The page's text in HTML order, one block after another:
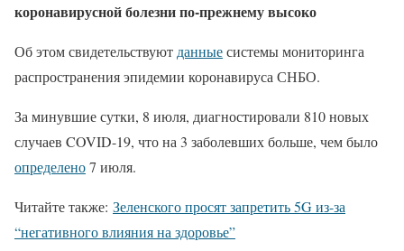
коронавирусной болезни по-прежнему высоко
Об этом свидетельствуют данныесистемы мониторинга
распространения эпидемии коронавируса СНБО.
За минувшие сутки, 8 июля, диагностировали 810 новых
случаев COVID-19, что на 3 заболевших больше, чем было
определено7 июля.
Читайте также: Зеленского просят запретить 5G из-за
“негативного влияния на здоровье”